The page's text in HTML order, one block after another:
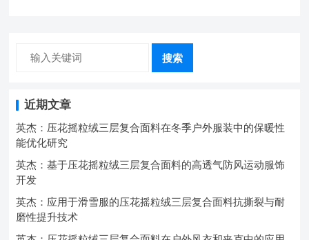
搜索
近期文章
英杰：压花摇粒绒三层复合面料在冬季户外服装中的保暖性
能优化研究
英杰：基于压花摇粒绒三层复合面料的高透气防风运动服饰
开发
英杰：应用于滑雪服的压花摇粒绒三层复合面料抗撕裂与耐
磨性提升技术